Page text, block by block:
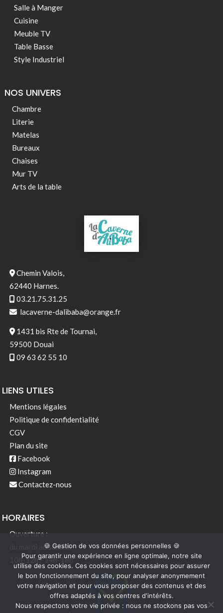
Salle à Manger
Cuisine
Meuble TV
Table Basse
Style Industriel
NOS UNIVERS
Chambre
Literie
Matelas
Bureaux
Chaises
Mur TV
Arts de la table
Chemin Valois,
62440 Harnes.
03.21.75.31.25
lacaverne-dalibaba@orange.fr
1431 bis Rte de Tournai,
59500 Douai
09 63 62 55 10
LIENS UTILES
Mentions légales
Politique de confidentialité
CGV
Plan du site
Facebook
Instagram
Contactez-nous
HORAIRES
Ouverture :
du mardi au samedi :
10h-12h / 14h-18h
🍪 Gestion de vos données personnelles 🍪
Pour garantir une expérience en ligne optimale, notre site
utilise des cookies. Ces cookies sont nécessaires pour assurer
le bon fonctionnement du site, pour analyser anonymement
votre navigation et pour vous proposer des contenus et des
offres adaptés à vos centres d'intérêts.
Nous respectons votre vie privée : nous ne stockons pas vos